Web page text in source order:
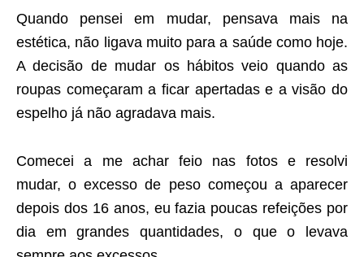
Quando pensei em mudar, pensava mais na
estética, não ligava muito para a saúde como hoje.
A decisão de mudar os hábitos veio quando as
roupas começaram a ficar apertadas e a visão do
espelho já não agradava mais.
Comecei a me achar feio nas fotos e resolvi
mudar, o excesso de peso começou a aparecer
depois dos 16 anos, eu fazia poucas refeições por
dia em grandes quantidades, o que o levava